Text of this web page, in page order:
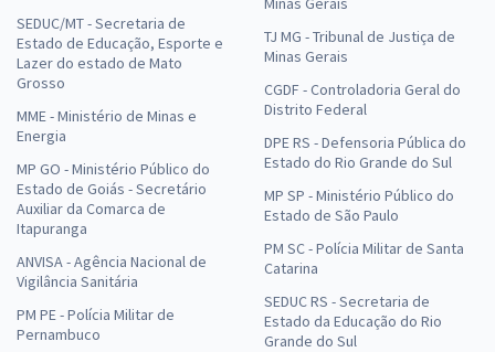
SEDUC/MT - Secretaria de
Estado de Educação, Esporte e
Lazer do estado de Mato
Grosso
MME - Ministério de Minas e
Energia
MP GO - Ministério Público do
Estado de Goiás - Secretário
Auxiliar da Comarca de
Itapuranga
ANVISA - Agência Nacional de
Vigilância Sanitária
PM PE - Polícia Militar de
Pernambuco
TJ MG - Tribunal de Justiça de
Minas Gerais
CGDF - Controladoria Geral do
Distrito Federal
DPE RS - Defensoria Pública do
Estado do Rio Grande do Sul
MP SP - Ministério Público do
Estado de São Paulo
PM SC - Polícia Militar de Santa
Catarina
SEDUC RS - Secretaria de
Estado da Educação do Rio
Grande do Sul